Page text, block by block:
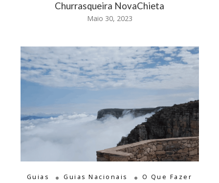
Churrasqueira NovaChieta
Maio 30, 2023
Guias Guias Nacionais O Que Fazer